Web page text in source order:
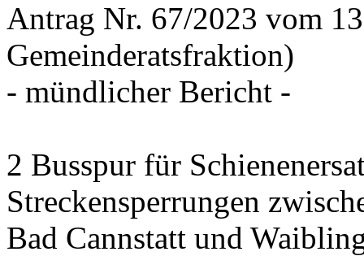
Antrag Nr. 67/2023 vom
Gemeinderatsfraktion)
- mündlicher Bericht -
2 Busspur für
Streckensperrungen
Bad Cannstatt und